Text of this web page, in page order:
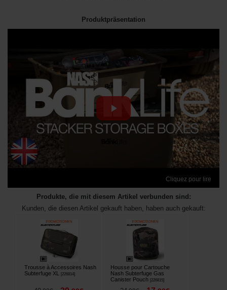
Produktpräsentation
Cliquez pour lire
Produkte, die mit diesem Artikel verbunden sind:
Kunden, die diesen Artikel gekauft haben, haben auch gekauft:
Trousse à Accessoires Nash
Subterfuge XL
226814]
Housse pour Cartouche
Nash Subterfuge Gas
Canister Pouch
226815]